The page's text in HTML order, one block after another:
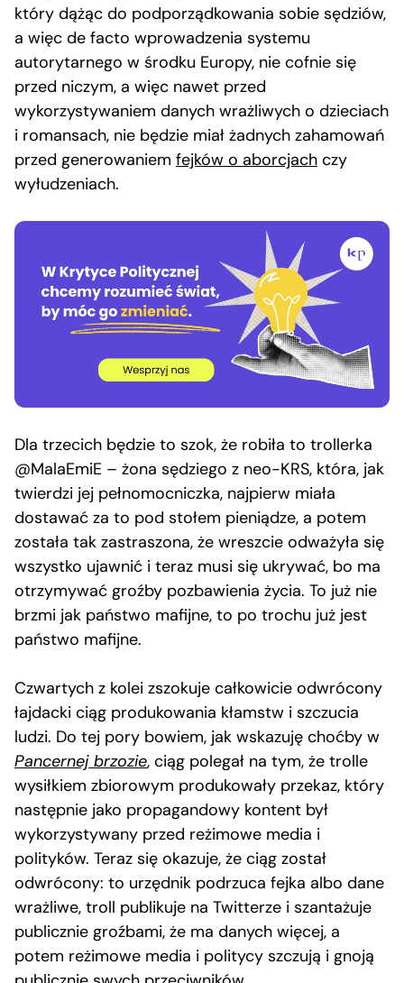
który dążąc do podporządkowania sobie sędziów,
a więc de facto wprowadzenia systemu
autorytarnego w środku Europy, nie cofnie się
przed niczym, a więc nawet przed
wykorzystywaniem danych wrażliwych o dzieciach
i romansach, nie będzie miał żadnych zahamowań
przed generowaniem fejków o aborcjach czy
wyłudzeniach.
Dla trzecich będzie to szok, że robiła to trollerka
@MalaEmiE – żona sędziego z neo-KRS, która, jak
twierdzi jej pełnomocniczka, najpierw miała
dostawać za to pod stołem pieniądze, a potem
została tak zastraszona, że wreszcie odważyła się
wszystko ujawnić i teraz musi się ukrywać, bo ma
otrzymywać groźby pozbawienia życia. To już nie
brzmi jak państwo mafijne, to po trochu już jest
państwo mafijne.
Czwartych z kolei zszokuje całkowicie odwrócony
łajdacki ciąg produkowania kłamstw i szczucia
ludzi. Do tej pory bowiem, jak wskazuję choćby w
Pancernej brzozie, ciąg polegał na tym, że trolle
wysiłkiem zbiorowym produkowały przekaz, który
następnie jako propagandowy kontent był
wykorzystywany przed reżimowe media i
polityków. Teraz się okazuje, że ciąg został
odwrócony: to urzędnik podrzuca fejka albo dane
wrażliwe, troll publikuje na Twitterze i szantażuje
publicznie groźbami, że ma danych więcej, a
potem reżimowe media i politycy szczują i gnoją